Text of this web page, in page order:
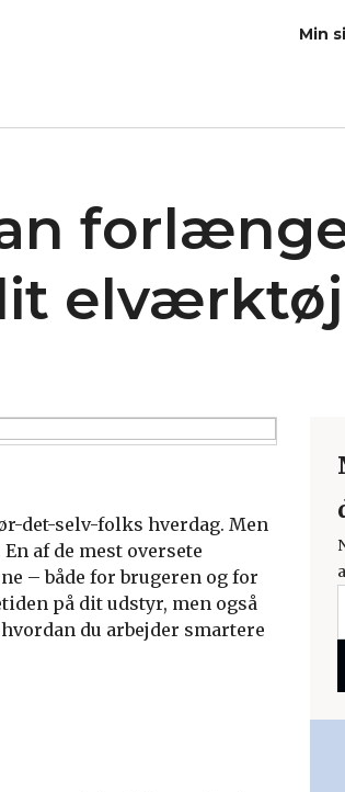
Min
elværktøj
det-selv-folks hverdag. Men
af de mest oversete
– både for brugeren og for
på dit udstyr, men også
du arbejder smartere